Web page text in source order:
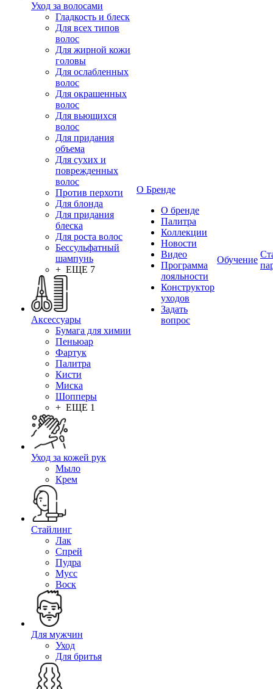
Уход за волосами
Гладкость и блеск
Для всех типов
волос
Для жирной кожи
головы
Для ослабленных
волос
Для окрашенных
волос
Для вьющихся
волос
Для придания
объема
Для сухих и
поврежденных
волос
Против перхоти
Для блонда
Для придания
блеска
Для роста волос
Бессульфатный
шампунь
+ ЕЩЕ 7
Аксессуары
Бумага для химии
Пеньюар
Фартук
Палитра
Кисти
Миска
Шопперы
+ ЕЩЕ 1
Уход за кожей рук
Мыло
Крем
Стайлинг
Лак
Спрей
Пудра
Мусс
Воск
Для мужчин
Уход
Для бритья
О Бренде
О бренде
Палитра
Коллекции
Новости
Видео
Программа
лояльности
Конструктор
уходов
Задать
вопрос
Обучение